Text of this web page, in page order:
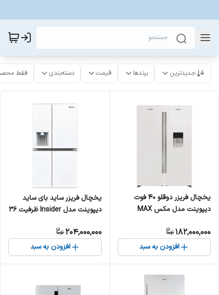
جدیدترین برندها قیمت دسته‌بندی فقط
یخچال فریزر دوقلو 40 فوت
دیپوینت مدل مکس MAX
182,000,000
افزودن به سبد
یخچال فریزر ساید بای ساید
دیپوینت مدل Insider ظرفیت ۳۶
204,000,000
افزودن به سبد